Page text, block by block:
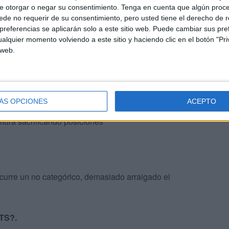
otorgar o negar su consentimiento. Tenga en cuenta que algún
no requerir de su consentimiento, pero usted tiene el derecho de
se aplicarán solo a este sitio web. Puede cambiar sus
momento volviendo a este sitio y haciendo clic en el botón
OPCIONES ACEPTO
Republicano-Socialista (1909-1919), que, a
parlamentaria y avances políticos significativos.
sacrificando posiciones
un no categórico, demasiado arraigado el